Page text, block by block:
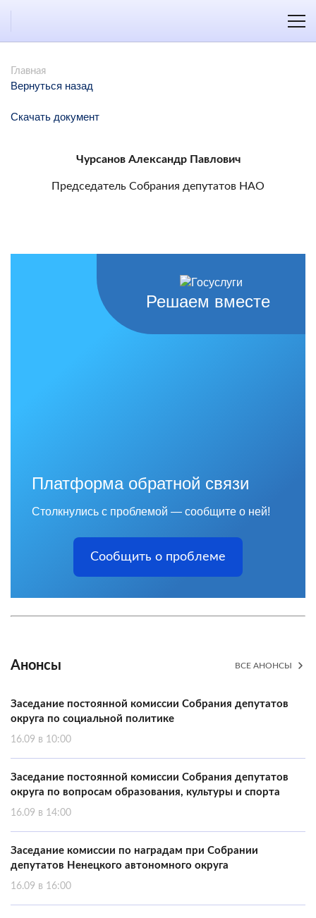
Главная
Вернуться назад
Скачать документ
Чурсанов Александр Павлович
Председатель Собрания депутатов НАО
Решаем вместе
Платформа обратной связи
Столкнулись с проблемой — сообщите о ней!
Сообщить о проблеме
Анонсы ВСЕ АНОНСЫ
Заседание постоянной комиссии Собрания депутатов
округа по социальной политике
16.09 в 10:00
Заседание постоянной комиссии Собрания депутатов
округа по вопросам образования, культуры и спорта
16.09 в 14:00
Заседание комиссии по наградам при Собрании
депутатов Ненецкого автономного округа
16.09 в 16:00